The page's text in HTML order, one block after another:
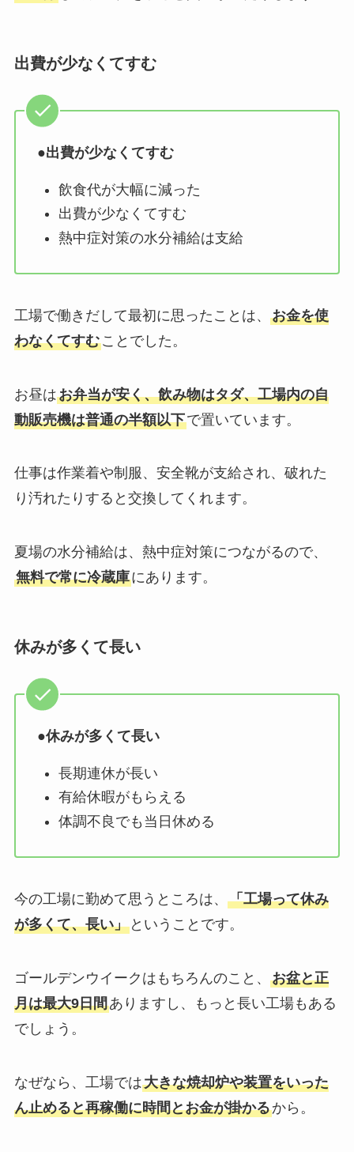
出費が少なくてすむ
●出費が少なくてすむ
飲食代が大幅に減った
出費が少なくてすむ
熱中症対策の水分補給は支給
工場で働きだして最初に思ったことは、 お金を使
わなくてすむことでした。
お昼はお弁当が安く、飲み物はタダ、工場内の自
動販売機は普通の半額以下で置いています。
仕事は作業着や制服、安全靴が支給され、破れた
り汚れたりすると交換してくれます。
夏場の水分補給は、熱中症対策につながるので、
無料で常に冷蔵庫にあります。
休みが多くて長い
●休みが多くて長い
長期連休が長い
有給休暇がもらえる
体調不良でも当日休める
今の工場に勤めて思うところは、 「工場って休み
が多くて、長い」ということです。
ゴールデンウイークはもちろんのこと、 お盆と正
月は最大9日間ありますし、もっと長い工場もある
でしょう。
なぜなら、工場では大きな焼却炉や装置をいった
ん止めると再稼働に時間とお金が掛かるから。